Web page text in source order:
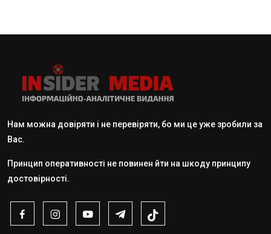
Нам можна довіряти і не перевіряти, бо ми це уже зробили за
Вас.
Принцип оперативності не повинен йти на шкоду принципу
достовірності.